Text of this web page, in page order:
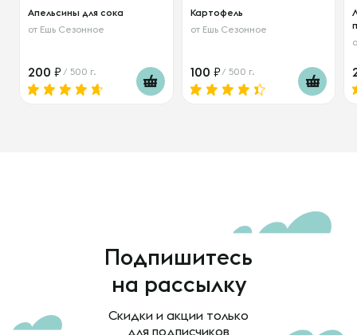
Апельсины для сока
от Ешь Сезонное
200 / 500 г.
Картофель
от Ешь Сезонное
100 / 500 г.
Подпишитесь
на рассылку
Скидки и акции только
для подписчиков